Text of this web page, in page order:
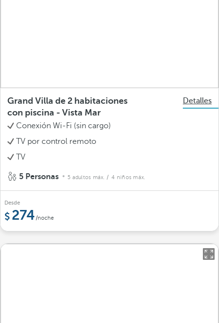
Grand Villa de 2 habitaciones
con piscina - Vista Mar
Detalles
Conexión Wi-Fi (sin cargo)
TV por control remoto
TV
5 Personas 5 adultos máx. / 4 niños máx.
Desde
274 /noche